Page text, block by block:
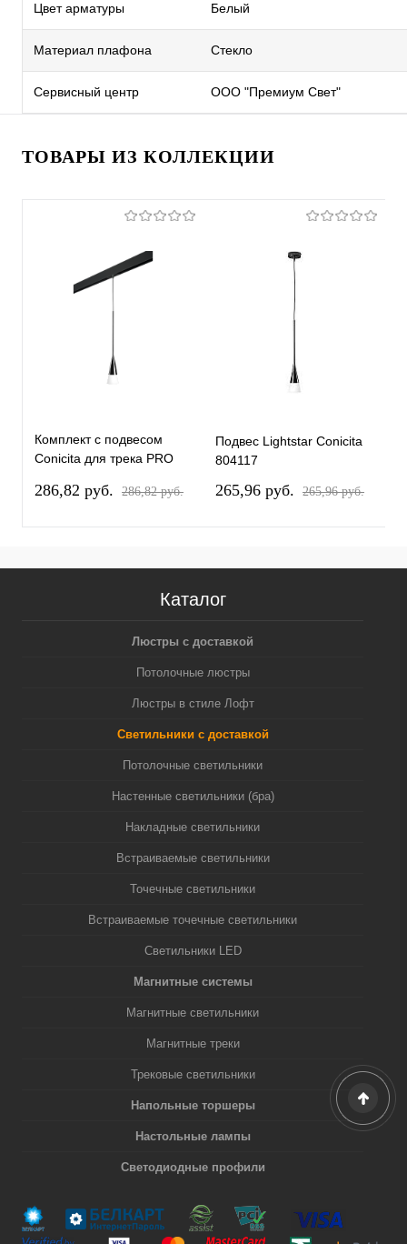
Цвет арматуры Белый
Материал плафона Стекло
Сервисный центр ООО "Премиум Свет"
ТОВАРЫ ИЗ КОЛЛЕКЦИИ
Комплект с подвесом
Conicita для трека PRO
286,82 pуб. 286,82 pуб.
Подвес Lightstar Conicita
804117
265,96 pуб. 265,96 pуб.
Каталог
Люстры с доставкой
Потолочные люстры
Люстры в стиле Лофт
Светильники с доставкой
Потолочные светильники
Настенные светильники (бра)
Накладные светильники
Встраиваемые светильники
Точечные светильники
Встраиваемые точечные светильники
Светильники LED
Магнитные системы
Магнитные светильники
Магнитные треки
Трековые светильники
Напольные торшеры
Настольные лампы
Светодиодные профили